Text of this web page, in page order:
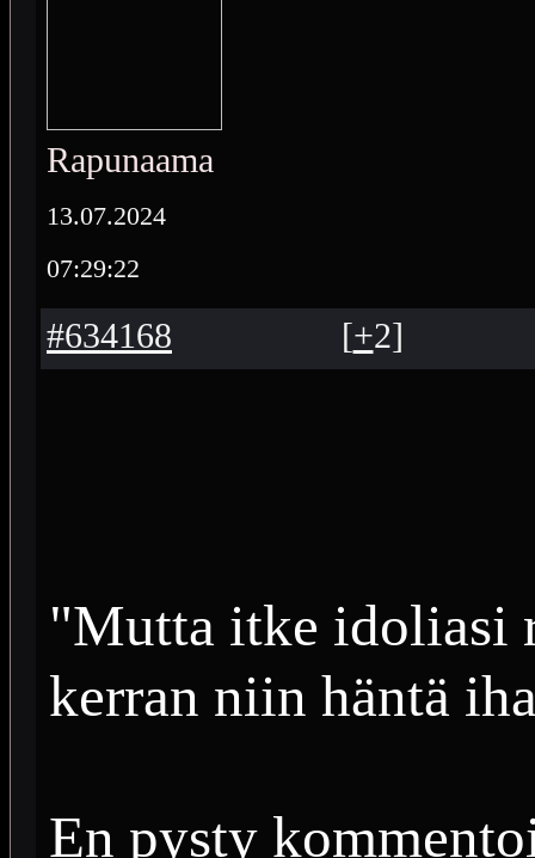
Rapunaama
13.07.2024
07:29:22
#634168 [+2]
"Mutta itke idoliasi
kerran niin häntä
En pysty